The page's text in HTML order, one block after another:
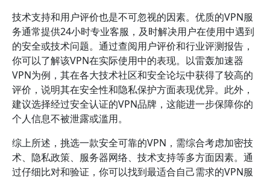
技术支持和用户评价也是不可忽视的因素。优质的VPN服
务通常提供24小时专业客服，及时解决用户在使用中遇到
的安全或技术问题。通过查阅用户评价和行业评测报告，
你可以了解该VPN在实际使用中的表现。以雷轰加速器
VPN为例，其在各大技术社区和安全论坛中获得了较高的
评价，说明其在安全性和隐私保护方面表现优异。此外，
建议选择经过安全认证的VPN品牌，这能进一步保障你的
个人信息不被泄露或滥用。
综上所述，挑选一款安全可靠的VPN，需综合考虑加密技
术、隐私政策、服务器网络、技术支持等多方面因素。通
过仔细比对和验证，你可以找到最适合自己需求的VPN服